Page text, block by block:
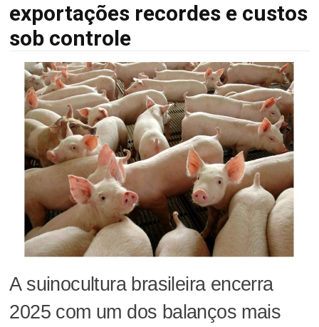
exportações recordes e custos
sob controle
A suinocultura brasileira encerra
2025 com um dos balanços mais